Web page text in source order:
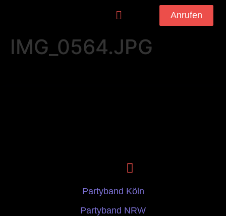
Anrufen
IMG_0564.JPG
Partyband Köln
Partyband NRW